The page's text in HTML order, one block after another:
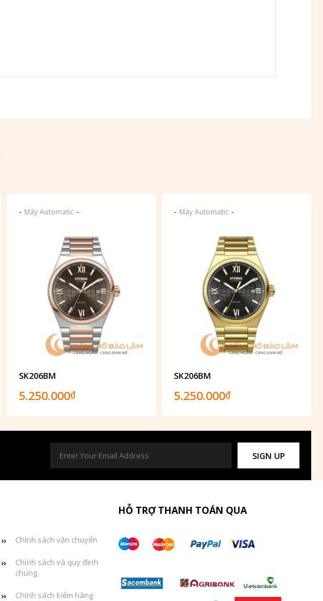
- Máy Automatic -
SK206BM
5.250.000₫
- Máy Automatic -
SK206BM
5.250.000₫
SIGN UP
Chính sách vận chuyển
Chính sách và quy định
chung
Chính sách kiểm hàng
HỖ TRỢ THANH TOÁN QUA